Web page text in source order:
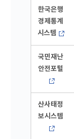
한국은행
경제통계
시스템
국민재난
안전포털
산사태정
보시스템